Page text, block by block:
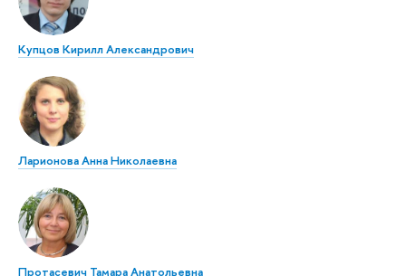
Купцов Кирилл Александрович
Ларионова Анна Николаевна
Протасевич Тамара Анатольевна